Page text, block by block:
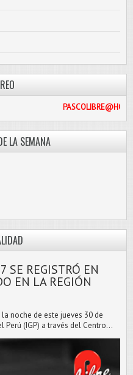
LA SEMANA
SE REGISTRÓ EN
EN LA REGIÓN
noche de este jueves 30 de
(IGP) a través del Centro...